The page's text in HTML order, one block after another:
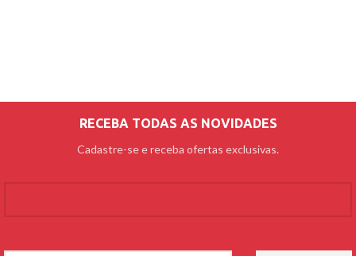
RECEBA TODAS AS NOVIDADES
Cadastre-se e receba ofertas exclusivas.